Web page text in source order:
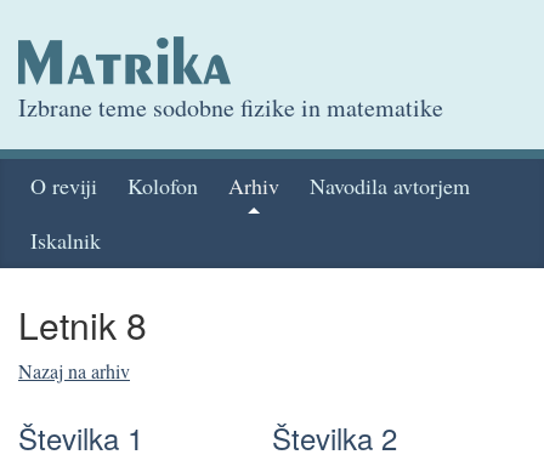
Izbrane teme sodobne fizike in matematike
O reviji Kolofon Arhiv
Navodila avtorjem
Iskalnik
Letnik 8
Nazaj na arhiv
Številka 1 Številka 2